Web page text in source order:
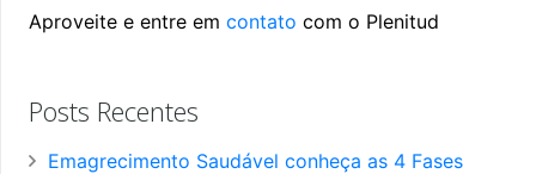
Aproveite e entre em contato com o Plenitud
Posts Recentes
Emagrecimento Saudável conheça as 4 Fases